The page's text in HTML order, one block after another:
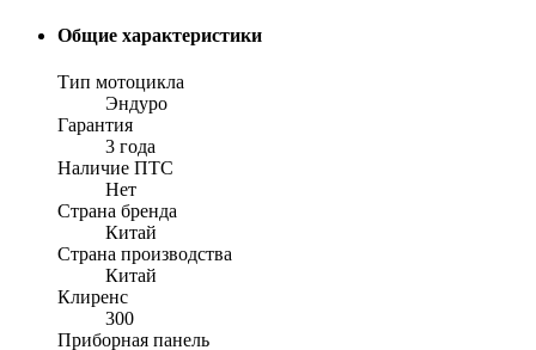
Общие характеристики
Тип мотоцикла
Эндуро
Гарантия
3 года
Наличие ПТС
Нет
Страна бренда
Китай
Страна производства
Китай
Клиренс
300
Приборная панель